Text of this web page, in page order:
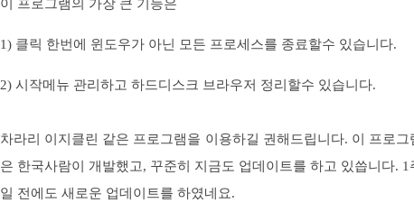
이 프로그램의 가장 큰 기능은
1) 클릭 한번에 윈도우가 아닌 모든 프로세스를 종료할수 있습니다.
2) 시작메뉴 관리하고 하드디스크 브라우저 정리할수 있습니다.
차라리 이지클린 같은 프로그램을 이용하길 권해드립니다. 이 프로그
은 한국사람이 개발했고, 꾸준히 지금도 업데이트를 하고 있씁니다. 1
일 전에도 새로운 업데이트를 하였네요.